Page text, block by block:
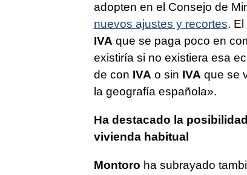
adopten en el Consejo de
nuevos ajustes y recortes.
IVA que se paga poco en
existiría si no existiera esa
de con IVA o sin IVA que se
la geografía española».
Ha destacado la
vivienda habitual
Montoro ha subrayado